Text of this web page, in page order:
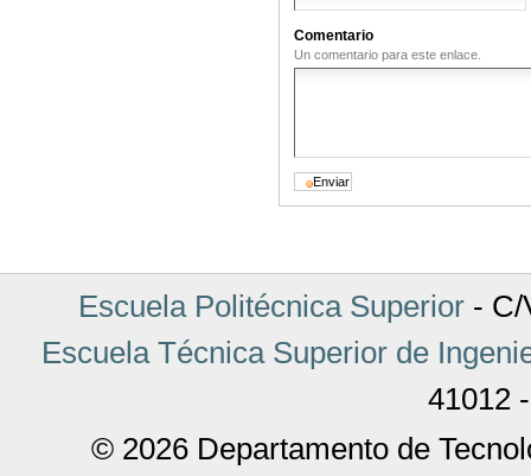
Comentario
Un comentario para este enlace.
Escuela Politécnica Superior- C/
Escuela Técnica Superior de
41012
© 2026 Departamento de